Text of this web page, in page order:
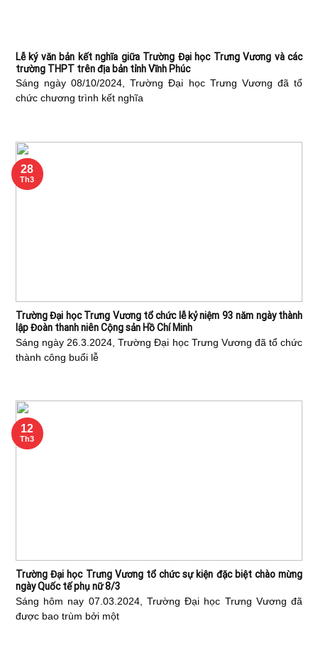
Lễ ký văn bản kết nghĩa giữa Trường Đại học Trưng Vương và các
trường THPT trên địa bản tỉnh Vĩnh Phúc
Sáng ngày 08/10/2024, Trường Đại học Trưng Vương đã tổ
chức chương trình kết nghĩa
Trường Đại học Trưng Vương tổ chức lễ kỷ niệm 93 năm ngày thành
lập Đoàn thanh niên Cộng sản Hồ Chí Minh
Sáng ngày 26.3.2024, Trường Đại học Trưng Vương đã tổ chức
thành công buổi lễ
28
Th3
Trường Đại học Trưng Vương tổ chức sự kiện đặc biệt chào mừng
ngày Quốc tế phụ nữ 8/3
Sáng hôm nay 07.03.2024, Trường Đại học Trưng Vương đã
được bao trùm bởi một
12
Th3